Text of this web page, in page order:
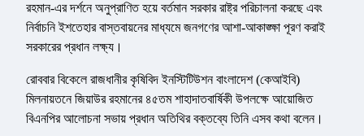
রহমান-এর দর্শনে অনুপ্রাণিত হয়ে বর্তমান সরকার রাষ্ট্র পরিচালনা করছে এবং
নির্বাচনি ইশতেহার বাস্তবায়নের মাধ্যমে জনগণের আশা-আকাঙ্ক্ষা পূরণ করাই
সরকারের প্রধান লক্ষ্য।
রোববার বিকেলে রাজধানীর কৃষিবিদ ইনস্টিটিউশন বাংলাদেশ (কেআইবি)
মিলনায়তনে জিয়াউর রহমানের ৪৫তম শাহাদাতবার্ষিকী উপলক্ষে আয়োজিত
বিএনপির আলোচনা সভায় প্রধান অতিথির বক্তব্যে তিনি এসব কথা বলেন।